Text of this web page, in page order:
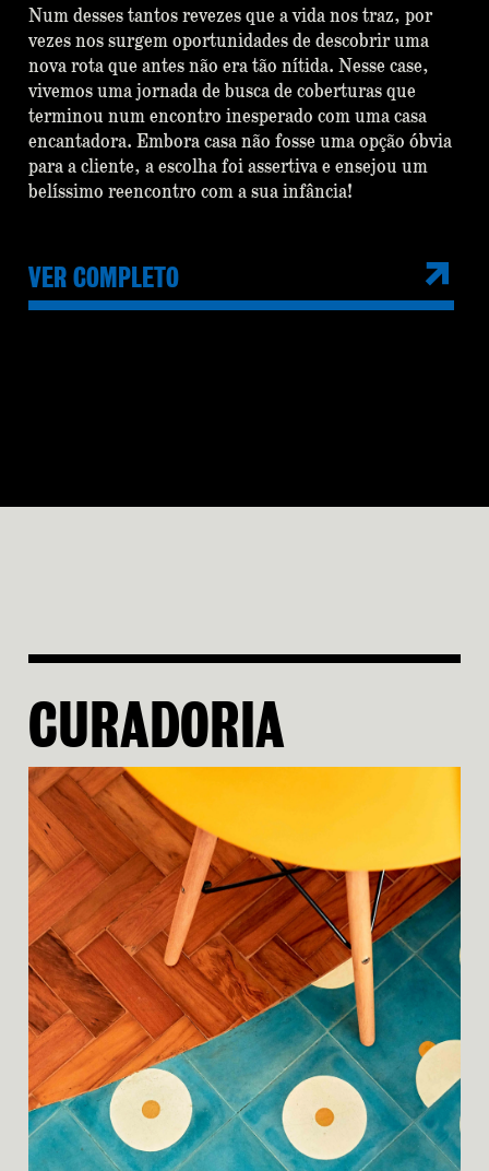
Num desses tantos revezes que a vida nos traz, por
vezes nos surgem oportunidades de descobrir uma
nova rota que antes não era tão nítida. Nesse case,
vivemos uma jornada de busca de coberturas que
terminou num encontro inesperado com uma casa
encantadora. Embora casa não fosse uma opção óbvia
para a cliente, a escolha foi assertiva e ensejou um
belíssimo reencontro com a sua infância!
VER COMPLETO
CURADORIA